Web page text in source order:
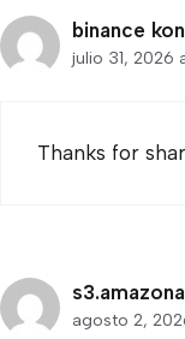
binance
julio 31, 2026
Thanks for
agosto 2,